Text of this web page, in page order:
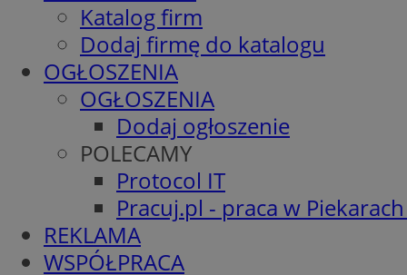
Katalog firm
Dodaj firmę do katalogu
OGŁOSZENIA
OGŁOSZENIA
Dodaj ogłoszenie
POLECAMY
Protocol IT
Pracuj.pl - praca w
REKLAMA
WSPÓŁPRACA